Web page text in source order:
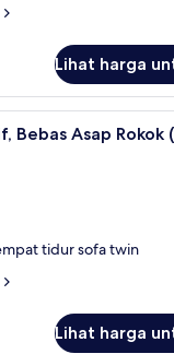
Lihat harga
Seprai
Bebas Asap
tidur sofa twin
Lihat harga